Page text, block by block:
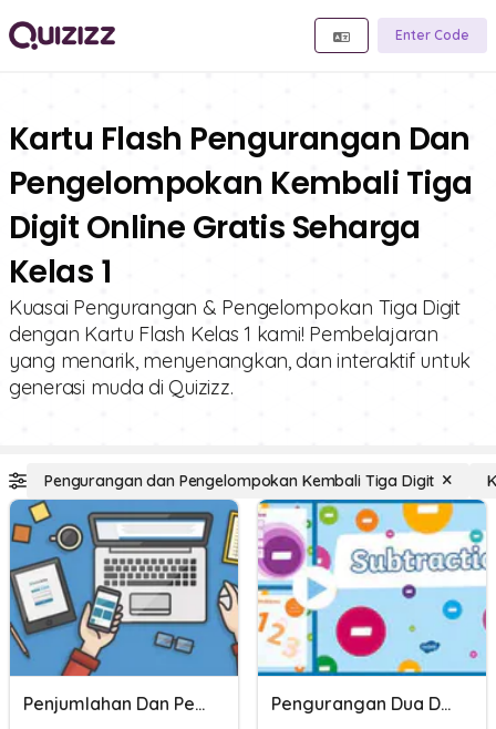
Enter Code
Kartu Flash Pengurangan Dan
Pengelompokan Kembali Tiga
Digit Online Gratis Seharga
Kelas 1
Kuasai Pengurangan & Pengelompokan Tiga Digit
dengan Kartu Flash Kelas 1 kami! Pembelajaran
yang menarik, menyenangkan, dan interaktif untuk
generasi muda di Quizizz.
Pengurangan dan Pengelompokan Kembali Tiga Digit
Penjumlahan Dan Pengurangan Pengurangan Dua Dan Tiga Bilangan